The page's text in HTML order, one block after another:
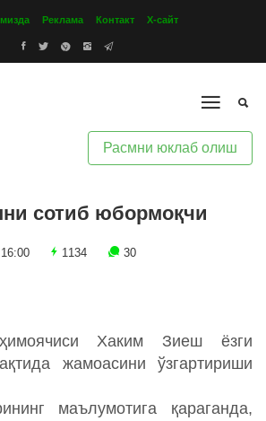
Реклама Контакт Х-сайт
Расмни юклаб олиш
сотиб юбормоқчи
1134 30
Хаким Зиеш ёзги
жамоасини ўзгартириши
маълумотига қараганда,